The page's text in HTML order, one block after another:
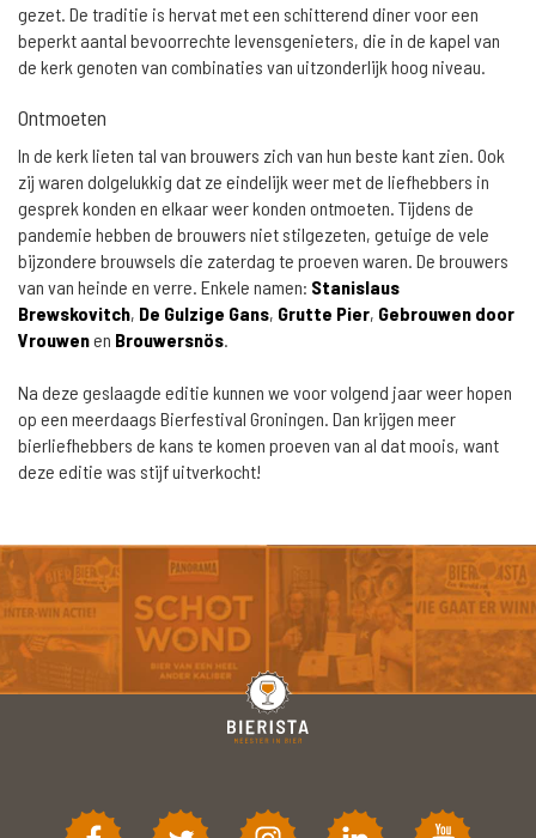
gezet. De traditie is hervat met een schitterend diner voor een
beperkt aantal bevoorrechte levensgenieters, die in de kapel van
de kerk genoten van combinaties van uitzonderlijk hoog niveau.
Ontmoeten
In de kerk lieten tal van brouwers zich van hun beste kant zien. Ook
zij waren dolgelukkig dat ze eindelijk weer met de liefhebbers in
gesprek konden en elkaar weer konden ontmoeten. Tijdens de
pandemie hebben de brouwers niet stilgezeten, getuige de vele
bijzondere brouwsels die zaterdag te proeven waren. De brouwers
van van heinde en verre. Enkele namen: Stanislaus
Brewskovitch, De Gulzige Gans, Grutte Pier, Gebrouwen door
Vrouwenen Brouwersnös
Na deze geslaagde editie kunnen we voor volgend jaar weer hopen
op een meerdaags Bierfestival Groningen. Dan krijgen meer
bierliefhebbers de kans te komen proeven van al dat moois, want
deze editie was stijf uitverkocht!